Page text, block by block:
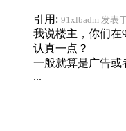
引用: 91xlbadm 发表
我说楼主，你们在
认真一点？
一般就算是广告或
...